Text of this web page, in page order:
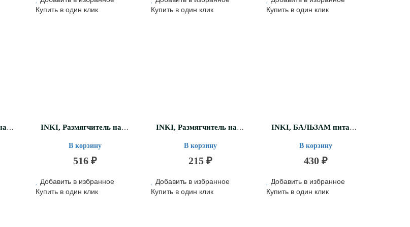
Купить в один клик
Купить в один клик
Купить в один клик
I
NKI, Размягчитель натоптышей деликатный, 100мл. I
NKI, Размягчитель натоптышей EXPRESS, 100мл.
В корзину
516 ₽
Добавить в избранное
Купить в один клик
I
NKI, Размягчитель натоптышей EXPRESS, 30мл.
В корзину
215 ₽
Добавить в избранное
Купить в один клик
I
NKI, БАЛЬЗАМ питательный для ногтевой пластины и кутикулы/боковых валиков NEW NAILS, 10мл.
В корзину
430 ₽
Добавить в избранное
Купить в один клик